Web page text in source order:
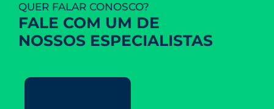
QUER FALAR CONOSCO?
FALE COM UM DE
NOSSOS ESPECIALISTAS